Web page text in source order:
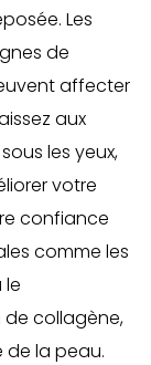
Les
de
affecter
aux
les yeux,
votre
confiance
comme les
le
collagène,
de la peau.